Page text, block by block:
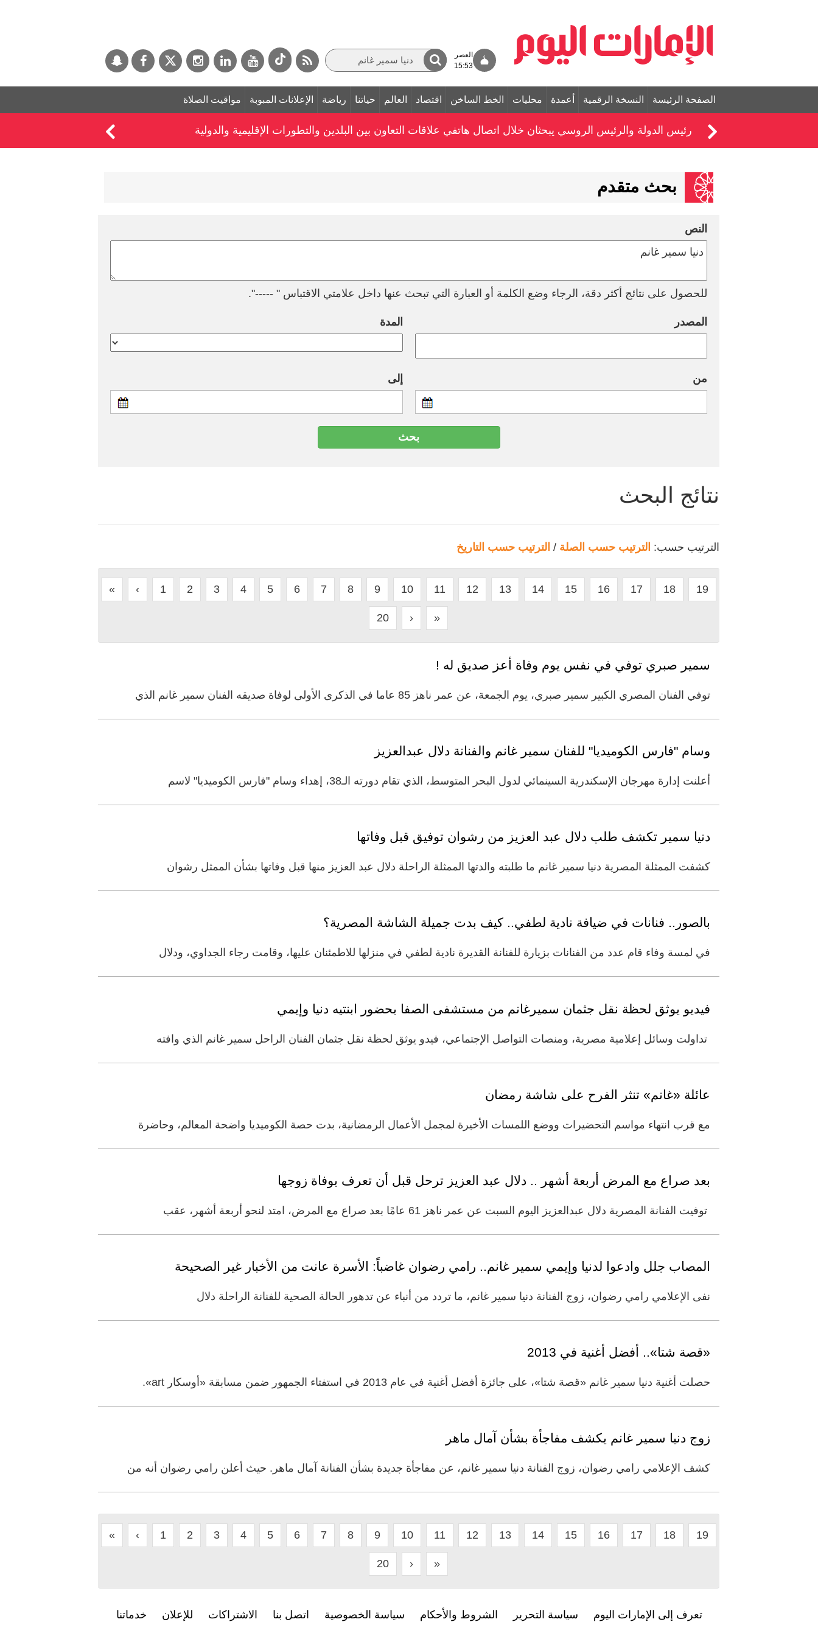
العصر
15:53
الصفحة الرئيسة النسخة الرقمية أعمدة محليات الخط الساخن اقتصاد العالم حياتنا رياضة الإعلانات المبوبة مواقيت الصلاة
رئيس الدولة والرئيس الروسي يبحثان خلال اتصال هاتفي علاقات التعاون بين البلدين والتطورات الإقليمية والدولية
بحث متقدم
النص
للحصول على نتائج أكثر دقة، الرجاء وضع الكلمة أو العبارة التي تبحث عنها داخل علامتي الاقتباس " -----".
المصدر المدة
من إلى
نتائج البحث
الترتيب حسب: الترتيب حسب الصلة / الترتيب حسب التاريخ
« ‹ 1 2 3 4 5 6 7 8 9 10 11 12 13 14 15 16 17 18 19
20 › »
سمير صبري توفي في نفس يوم وفاة أعز صديق له !
توفي الفنان المصري الكبير سمير صبري، يوم الجمعة، عن عمر ناهز 85 عاما في الذكرى الأولى لوفاة صديقه الفنان سمير غانم الذي
وسام "فارس الكوميديا" للفنان سمير غانم والفنانة دلال عبدالعزيز
أعلنت إدارة مهرجان الإسكندرية السينمائي لدول البحر المتوسط، الذي تقام دورته الـ38، إهداء وسام "فارس الكوميديا" لاسم
دنيا سمير تكشف طلب دلال عبد العزيز من رشوان توفيق قبل وفاتها
كشفت الممثلة المصرية دنيا سمير غانم ما طلبته والدتها الممثلة الراحلة دلال عبد العزيز منها قبل وفاتها بشأن الممثل رشوان
بالصور.. فنانات في ضيافة نادية لطفي.. كيف بدت جميلة الشاشة المصرية؟
في لمسة وفاء قام عدد من الفنانات بزيارة للفنانة القديرة نادية لطفي في منزلها للاطمئنان عليها، وقامت رجاء الجداوي، ودلال
فيديو يوثق لحظة نقل جثمان سميرغانم من مستشفى الصفا بحضور ابنتيه دنيا وإيمي
تداولت وسائل إعلامية مصرية، ومنصات التواصل الإجتماعي، فيدو يوثق لحظة نقل جثمان الفنان الراحل سمير غانم الذي وافته
عائلة «غانم» تنثر الفرح على شاشة رمضان
مع قرب انتهاء مواسم التحضيرات ووضع اللمسات الأخيرة لمجمل الأعمال الرمضانية، بدت حصة الكوميديا واضحة المعالم، وحاضرة
بعد صراع مع المرض أربعة أشهر .. دلال عبد العزيز ترحل قبل أن تعرف بوفاة زوجها
توفيت الفنانة المصرية دلال عبدالعزيز اليوم السبت عن عمر ناهز 61 عامًا بعد صراع مع المرض، امتد لنحو أربعة أشهر، عقب
المصاب جلل وادعوا لدنيا وإيمي سمير غانم.. رامي رضوان غاضباً: الأسرة عانت من الأخبار غير الصحيحة
نفى الإعلامي رامي رضوان، زوج الفنانة دنيا سمير غانم، ما تردد من أنباء عن تدهور الحالة الصحية للفنانة الراحلة دلال
«قصة شتا».. أفضل أغنية في 2013
حصلت أغنية دنيا سمير غانم «قصة شتا»، على جائزة أفضل أغنية في عام 2013 في استفتاء الجمهور ضمن مسابقة «أوسكار art».
زوج دنيا سمير غانم يكشف مفاجأة بشأن آمال ماهر
كشف الإعلامي رامي رضوان، زوج الفنانة دنيا سمير غانم، عن مفاجأة جديدة بشأن الفنانة آمال ماهر. حيث أعلن رامي رضوان أنه من
« ‹ 1 2 3 4 5 6 7 8 9 10 11 12 13 14 15 16 17 18 19
20 › »
تعرف إلى الإمارات اليوم سياسة التحرير الشروط والأحكام سياسة الخصوصية اتصل بنا الاشتراكات للإعلان خدماتنا